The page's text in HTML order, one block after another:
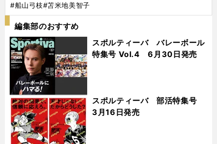
#船山弓枝#苫米地美智子
編集部のおすすめ
スポルティーバ バレーボール
特集号 Vol.4 6月30日発売
スポルティーバ 部活特集号
3月16日発売